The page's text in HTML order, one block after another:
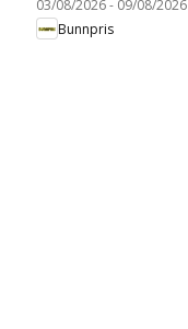
03/08/2026- 09/08/2026
Bunnpris